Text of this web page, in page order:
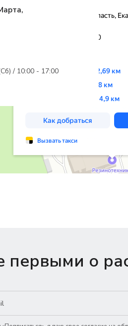
/ 10:00 - 17:00
первыми о